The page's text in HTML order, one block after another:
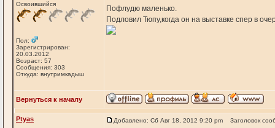
Освоившийся
Пол:
Зарегистрирован:
20.03.2012
Возраст: 57
Сообщения: 303
Откуда: внутримкадыш
Пофлудю маленько.
Подловил Тюпу,когда он на выставке спер в
Вернуться к началу
Ptyas Добавлено: Сб Авг 18, 2012 9:20 pm Заголовок